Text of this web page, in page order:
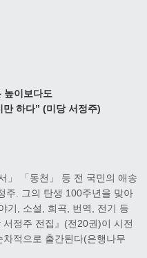
높이보다도
만 하다” (미당 서정주)
」 「동천」 등 전 국민의 애송
주. 그의 탄생 100주년을 맞아
기, 소설, 희곡, 번역, 전기 등
정주 전집』(전20권)이 시전
적으로 출간된다(은행나무